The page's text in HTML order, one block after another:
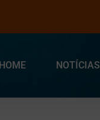
HOME NOTÍCIAS